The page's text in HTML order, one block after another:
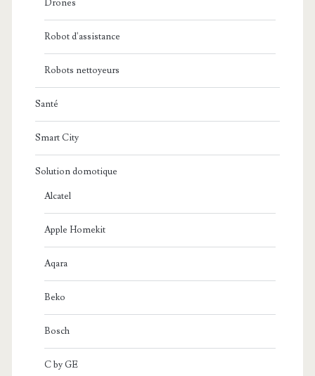
Drones
Robot d'assistance
Robots nettoyeurs
Santé
Smart City
Solution domotique
Alcatel
Apple Homekit
Aqara
Beko
Bosch
C by GE